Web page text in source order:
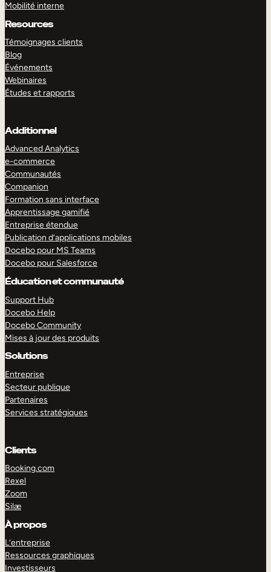
Mobilité interne
Resources
Témoignages clients
Blog
Événements
Webinaires
Études et rapports
Additionnel
Advanced Analytics
e-commerce
Communautés
Companion
Formation sans interface
Apprentissage gamifié
Entreprise étendue
Publication d’applications mobiles
Docebo pour MS Teams
Docebo pour Salesforce
Éducation et communauté
Support Hub
Docebo Help
Docebo Community
Mises à jour des produits
Solutions
Entreprise
Secteur publique
Partenaires
Services stratégiques
Clients
Booking.com
Rexel
Zoom
Silæ
À propos
L’entreprise
Ressources graphiques
Investisseurs